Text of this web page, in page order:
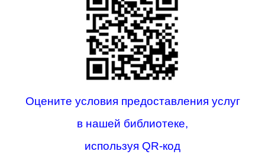
Оцените условия предоставления услуг
в нашей библиотеке,
используя QR-код